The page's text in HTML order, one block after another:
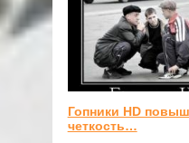
Гопники HD
четкость…